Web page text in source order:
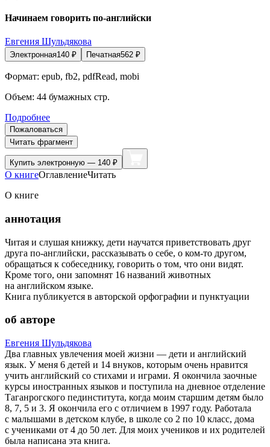
Начинаем говорить по-английски
Евгения Шульдякова
Электронная140 ₽ Печатная562 ₽
Формат: epub, fb2, pdfRead, mobi
Объем: 44 бумажных стр.
Подробнее
Пожаловаться
Читать фрагмент
Купить электронную — 140 ₽
О книгеОглавлениеЧитать
О книге
аннотация
Читая и слушая книжку, дети научатся приветствовать друг
друга по-английски, рассказывать о себе, о ком-то другом,
обращаться к собеседнику, говорить о том, что они видят.
Кроме того, они запомнят 16 названий животных
на английском языке.
Книга публикуется в авторской орфографии и пунктуации
об авторе
Евгения Шульдякова
Два главных увлечения моей жизни — дети и английский
язык. У меня 6 детей и 14 внуков, которым очень нравится
учить английский со стихами и играми. Я окончила заочные
курсы иностранных языков и поступила на дневное отделение
Таганрогского пединститута, когда моим старшим детям было
8, 7, 5 и 3. Я окончила его с отличием в 1997 году. Работала
с малышами в детском клубе, в школе со 2 по 10 класс, дома
с учениками от 4 до 50 лет. Для моих учеников и их родителей
была написана эта книга.